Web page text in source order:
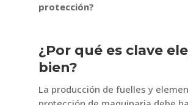
protección?
¿Por qué es clave
bien?
La producción de fuelles y